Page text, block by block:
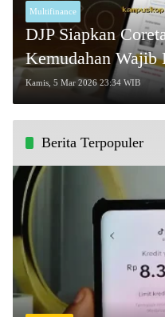
Multifinance
DJP Siapkan
Kemudahan Wajib
Kamis, 5 Mar 2026 23:34 WIB
Berita Terpopuler